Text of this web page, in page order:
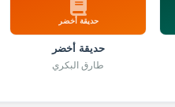
حديقة أخضر
حديقة أخضر
طارق البكري